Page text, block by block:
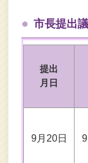
市長提出
提出
月日
9月20日